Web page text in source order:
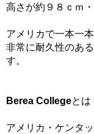
高さが約９８ｃｍ
アメリカで一本一
非常に耐久性のあ
す。
Berea Collegeとは
アメリカ・ケンタ